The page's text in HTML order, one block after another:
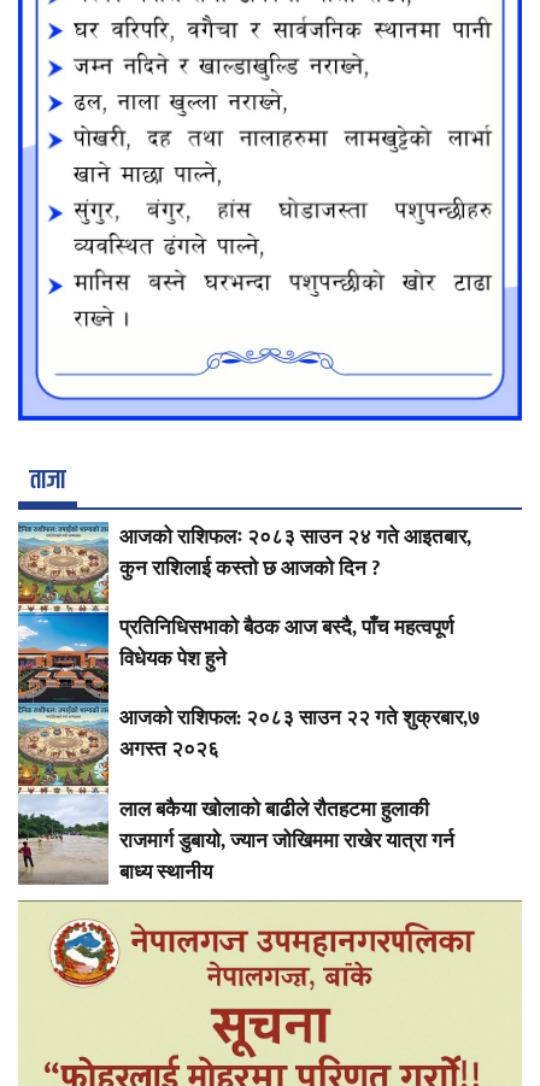
ताजा
आजको राशिफलः २०८३ साउन २४ गते आइतबार,
कुन राशिलाई कस्तो छ आजको दिन ?
प्रतिनिधिसभाको बैठक आज बस्दै, पाँच महत्वपूर्ण
विधेयक पेश हुने
आजको राशिफल: २०८३ साउन २२ गते शुक्रबार,७
अगस्त २०२६
लाल बकैया खोलाको बाढीले रौतहटमा हुलाकी
राजमार्ग डुबायो, ज्यान जोखिममा राखेर यात्रा गर्न
बाध्य स्थानीय